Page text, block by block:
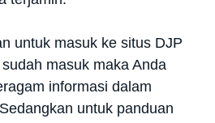
untuk masuk ke situs DJP
masuk maka Anda
informasi dalam
untuk panduan